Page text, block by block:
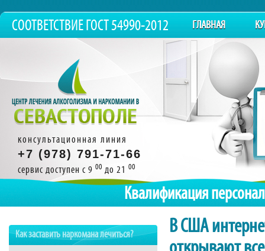
СООТВЕТСТВИЕ ГОСТ 54990-2012 ГЛАВНАЯ
Квалификация
консультационная линия
+7 (978) 791-71-66
сервис доступен с 9 00 до 21 00
Как заставить наркомана лечиться?
В США